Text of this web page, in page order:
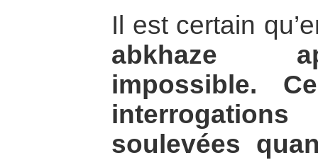
Il est certain
abkhaze
impossible.
soulevées